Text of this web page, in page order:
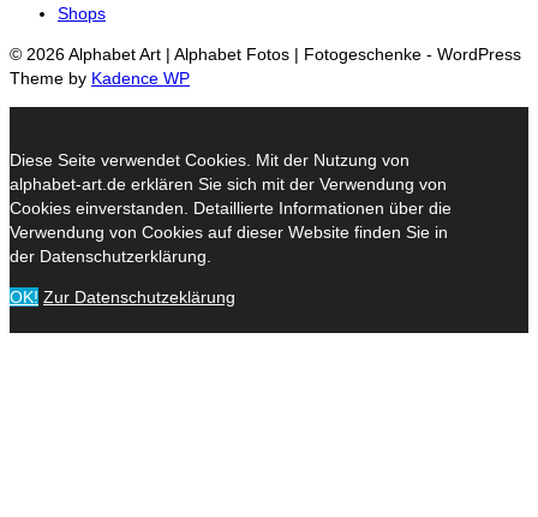
Shops
© 2026 Alphabet Art | Alphabet Fotos | Fotogeschenke - WordPress
Theme by Kadence WP
Diese Seite verwendet Cookies. Mit der Nutzung von
alphabet-art.de erklären Sie sich mit der Verwendung von
Cookies einverstanden. Detaillierte Informationen über die
Verwendung von Cookies auf dieser Website finden Sie in
der Datenschutzerklärung.
OK! Zur Datenschutzeklärung